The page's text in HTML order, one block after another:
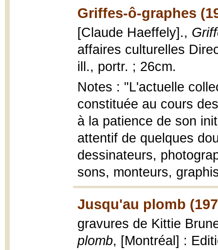
Griffes-ô-graphes
[Claude Haeffely].,
affaires culturelles
ill., portr. ; 26cm.
Notes : "L'actuelle
constituée au cours
à la patience de son
attentif de quelques
dessinateurs,
sons, monteurs,
Jusqu'au plomb
gravures de Kittie
plomb, [Montréal] :